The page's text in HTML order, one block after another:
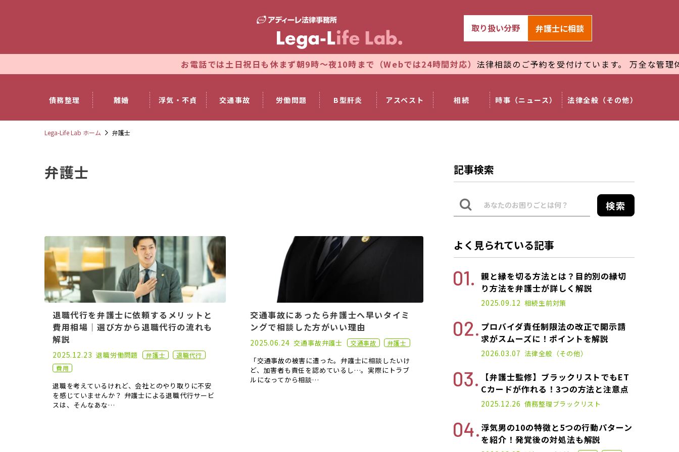
お電話では土日祝日も休まず朝9時～夜10時まで（Webでは24時間対応）法律相談のご予約を受付けています。 万全な管理体制でプ
債務整理 離婚 浮気・不貞 交通事故 労働問題 B型肝炎 アスベスト 相続 時事（ニュース） 法律全般（その他）
取り扱い分野 弁護士に相談
Lega-Life Lab ホーム 弁護士
弁護士
退職代行を弁護士に依頼するメリットと
費用相場｜選び方から退職代行の流れも
解説
2024.11.22
2025.12.23 退職労働問題 弁護士
退職代行
費用
退職を考えているけれど、会社とのやり取りに不安
を感じていませんか？ 弁護士による退職代行サービ
スは、そんなあな…
交通事故にあったら弁護士へ早いタイミ
ングで相談した方がいい理由
2022.09.21
2025.06.24 交通事故弁護士 交通事故 弁護士
「交通事故の被害に遭った。弁護士に相談したいけ
ど、加害者も責任を認めているし…。実際にトラブ
ルになってから相談…
記事検索
検索
よく見られている記事
親と縁を切る方法とは？目的別の縁切
り方法を弁護士が詳しく解説
2025.03.10
2025.09.12 相続生前対策
プロバイダ責任制限法の改正で開示請
求がスムーズに！ポイントを解説
2022.11.14
2026.03.07 法律全般（その他）
【弁護士監修】ブラックリストでもET
Cカードが作れる！3つの方法と注意点
2021.01.14
2025.12.26 債務整理ブラックリスト
浮気男の10の特徴と5つの行動パターン
を紹介！発覚後の対処法も解説